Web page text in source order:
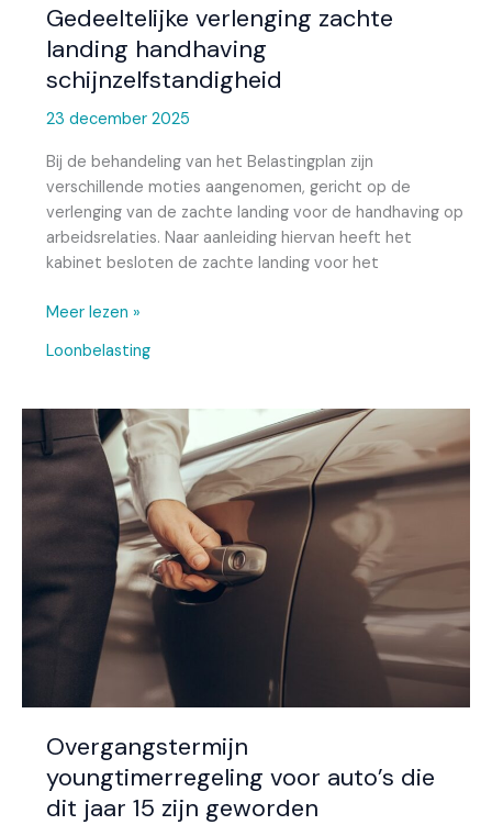
Gedeeltelijke verlenging zachte
landing handhaving
schijnzelfstandigheid
23 december 2025
Bij de behandeling van het Belastingplan zijn
verschillende moties aangenomen, gericht op de
verlenging van de zachte landing voor de handhaving op
arbeidsrelaties. Naar aanleiding hiervan heeft het
kabinet besloten de zachte landing voor het
Meer lezen »
Loonbelasting
Overgangstermijn
youngtimerregeling voor auto’s die
dit jaar 15 zijn geworden
Overgangstermijn
youngtimerregeling
auto’s
15
zijn
geworden